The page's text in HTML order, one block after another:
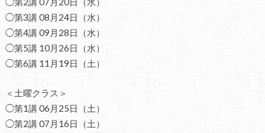
◯第3講 08月24日（水）
◯第4講 09月28日（水）
◯第5講 10月26日（水）
◯第6講 11月19日（土）
＜土曜クラス＞
◯第1講 06月25日（土）
◯第2講 07月16日（土）